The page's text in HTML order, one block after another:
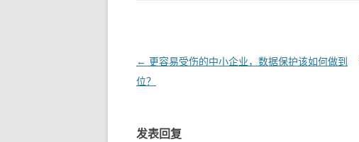
文章导航
← 更容易受伤的中小企业，数据保护该如何做到
位？
发表回复